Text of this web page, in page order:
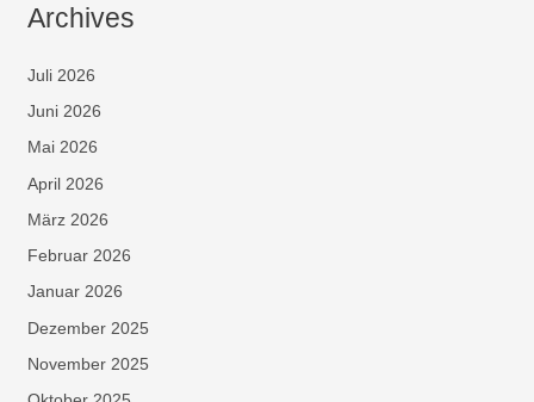
Archives
Juli 2026
Juni 2026
Mai 2026
April 2026
März 2026
Februar 2026
Januar 2026
Dezember 2025
November 2025